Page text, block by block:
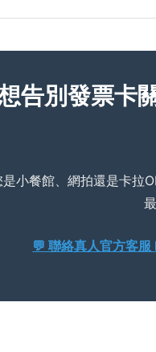
告別發票卡
小餐館、網拍還是卡拉
💬 聯絡真人官方客